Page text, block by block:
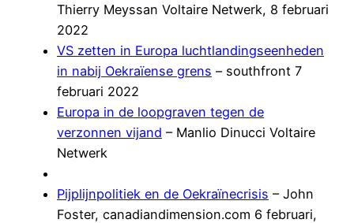
Thierry Meyssan Voltaire Netwerk, 8 februari
2022
VS zetten in Europa luchtlandingseenheden
in nabij Oekraïense grens – southfront 7
februari 2022
Europa in de loopgraven tegen de
verzonnen vijand – Manlio Dinucci Voltaire
Netwerk
Pijplijnpolitiek en de Oekraïnecrisis – John
Foster, canadiandimension.com 6 februari,